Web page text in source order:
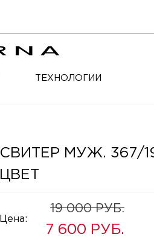
ТЕХНОЛОГИИ
СВИТЕР МУЖ. 367/
ЦВЕТ
Цена:
19 000
7 600